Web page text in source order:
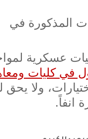
المذكورة في
عسكرية
في كليات
تقل الاختيارات المقدمة عن (10) اختيارات،
انفاً.